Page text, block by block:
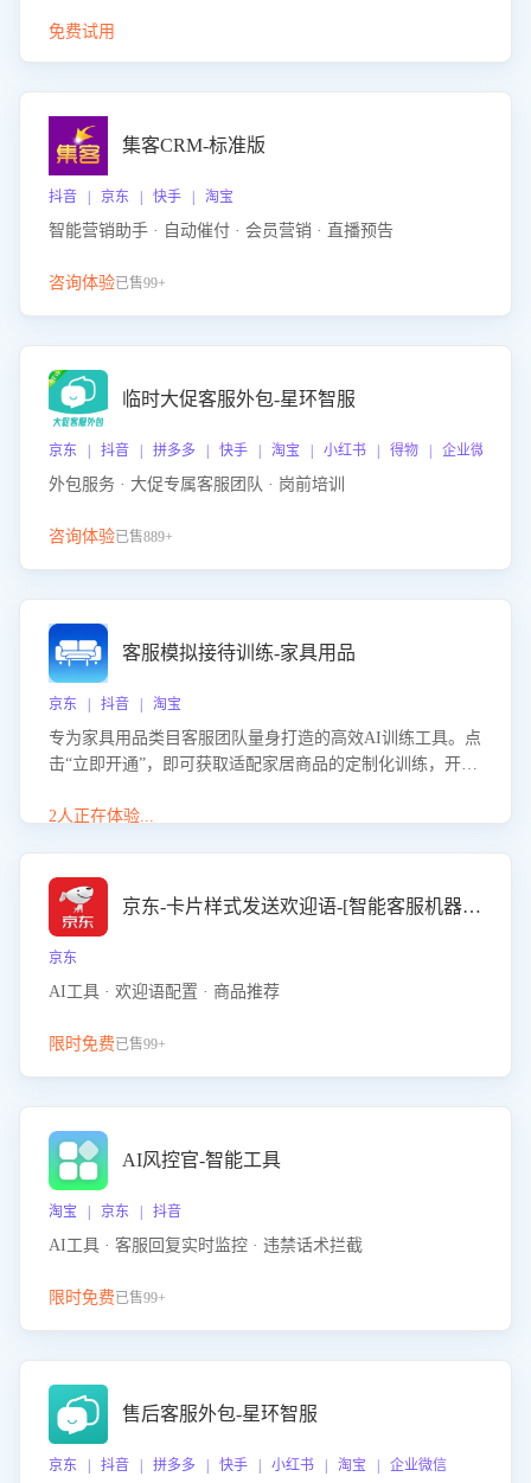
免费试用
集客CRM-标准版
抖音 | 京东 | 快手 | 淘宝
智能营销助手 · 自动催付 · 会员营销 · 直播预告
咨询体验已售99+
临时大促客服外包-星环智服
京东 | 抖音 | 拼多多 | 快手 | 淘宝 | 小红书 | 得物 | 企业微信
外包服务 · 大促专属客服团队 · 岗前培训
咨询体验已售889+
客服模拟接待训练-家具用品
京东 | 抖音 | 淘宝
专为家具用品类目客服团队量身打造的高效AI训练工具。点
击“立即开通”，即可获取适配家居商品的定制化训练，开启
能、尺寸参数咨询等高频场景下的专业应对能力。
2人正在体验...
京东-卡片样式发送欢迎语-[智能客服机器人]
京东
AI工具 · 欢迎语配置 · 商品推荐
限时免费已售99+
AI风控官-智能工具
淘宝 | 京东 | 抖音
AI工具 · 客服回复实时监控 · 违禁话术拦截
限时免费已售99+
售后客服外包-星环智服
京东 | 抖音 | 拼多多 | 快手 | 小红书 | 淘宝 | 企业微信